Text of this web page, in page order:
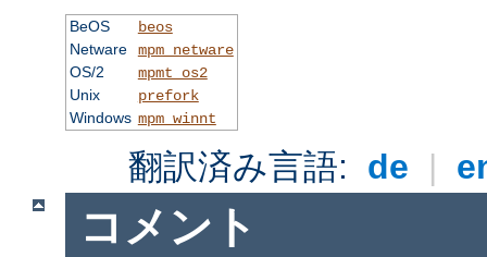
BeOS
beos
Netware
mpm_netware
OS/2
mpmt_os2
Unix
prefork
Windows mpm_winnt
翻訳済み言語: de |
コメント